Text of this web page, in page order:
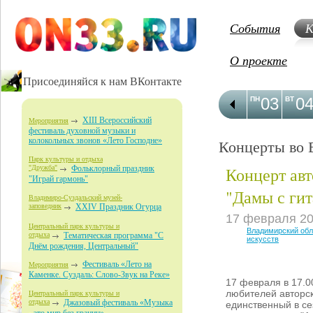
Присоединяйся к нам ВКонтакте
Мероприятия
XIII Всероссийский
фестиваль духовной музыки и
колокольных звонов «Лето Господне»
Парк культуры и отдыха
"Дружба"
Фольклорный праздник
"Играй гармонь"
Владимиро-Суздальский музей-
заповедник XXIV Праздник Огурца
Центральный парк культуры и
отдыха
Тематическая программа "С
Днём рождения, Центральный"
Мероприятия
Фестиваль «Лето на
Каменке. Суздаль: Слово-Звук на Реке»
Центральный парк культуры и
отдыха
Джазовый фестиваль «Музыка
События
О проекте
03
ПН 04
ВТ
Концерты во
Концерт
"Дамы с
17 февраля
Владимирский
искусств
17 февраля в
любителей
единственный в